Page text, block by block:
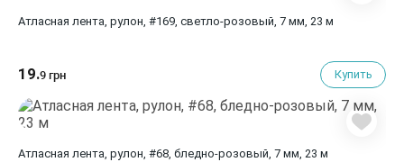
Атласная лента, рулон, #169, светло-розовый, 7 мм, 23 м
19.9 грн Купить
Атласная лента, рулон, #68, бледно-розовый, 7 мм, 23 м